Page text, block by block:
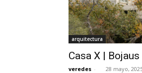
arquitectura
Casa X |
veredes - 28 mayo,